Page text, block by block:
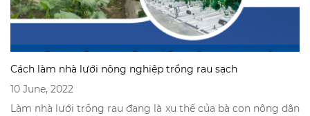
Cách làm nhà lưới nông nghiệp trồng rau sạch
10 June, 2022
Làm nhà lưới trồng rau đang là xu thế của bà con nông dân